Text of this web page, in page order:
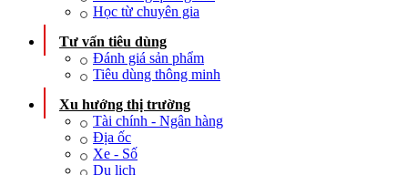
Học từ chuyên gia
Tư vấn tiêu dùng
Đánh giá sản phẩm
Tiêu dùng thông minh
Xu hướng thị trường
Tài chính - Ngân hàng
Địa ốc
Xe - Số
Du lịch